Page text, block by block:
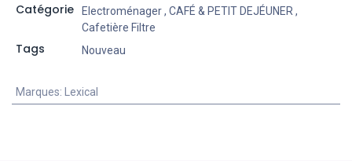
Catégorie Electroménager, CAFÉ & PETIT DEJÉUNER ,
Cafetière Filtre
Tags Nouveau
Marques: Lexical